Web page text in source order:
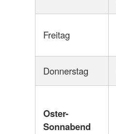
Freitag
Donnerstag
Oster-
Sonnabend